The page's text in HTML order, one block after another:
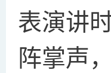
表演讲
阵掌声